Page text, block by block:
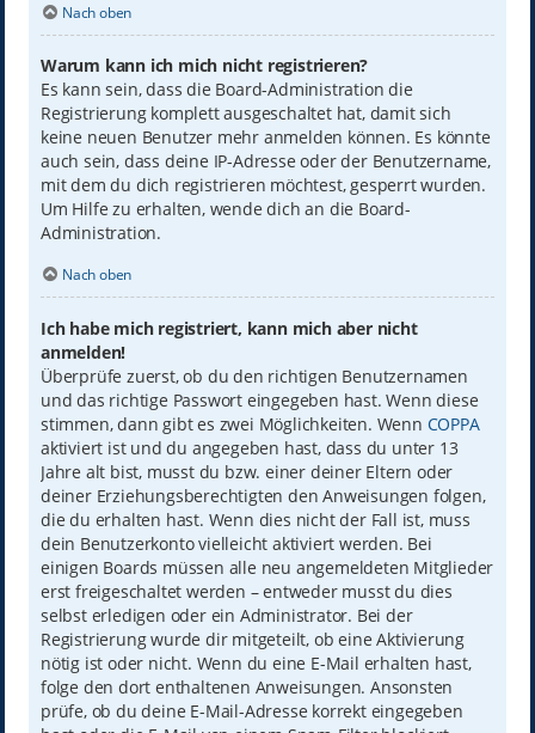
Nach oben
Warum kann ich mich nicht registrieren?
Es kann sein, dass die Board-Administration die
Registrierung komplett ausgeschaltet hat, damit sich
keine neuen Benutzer mehr anmelden können. Es könnte
auch sein, dass deine IP-Adresse oder der Benutzername,
mit dem du dich registrieren möchtest, gesperrt wurden.
Um Hilfe zu erhalten, wende dich an die Board-
Administration.
Nach oben
Ich habe mich registriert, kann mich aber nicht
anmelden!
Überprüfe zuerst, ob du den richtigen Benutzernamen
und das richtige Passwort eingegeben hast. Wenn diese
stimmen, dann gibt es zwei Möglichkeiten. Wenn COPPA
aktiviert ist und du angegeben hast, dass du unter 13
Jahre alt bist, musst du bzw. einer deiner Eltern oder
deiner Erziehungsberechtigten den Anweisungen folgen,
die du erhalten hast. Wenn dies nicht der Fall ist, muss
dein Benutzerkonto vielleicht aktiviert werden. Bei
einigen Boards müssen alle neu angemeldeten Mitglieder
erst freigeschaltet werden – entweder musst du dies
selbst erledigen oder ein Administrator. Bei der
Registrierung wurde dir mitgeteilt, ob eine Aktivierung
nötig ist oder nicht. Wenn du eine E-Mail erhalten hast,
folge den dort enthaltenen Anweisungen. Ansonsten
prüfe, ob du deine E-Mail-Adresse korrekt eingegeben